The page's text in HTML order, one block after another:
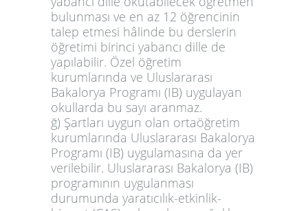
bulunması ve en az 12 öğrencinin
talep etmesi hâlinde bu derslerin
öğretimi birinci yabancı dille de
yapılabilir. Özel öğretim
kurumlarında ve Uluslararası
Bakalorya Programı (IB) uygulayan
okullarda bu sayı aranmaz.
ğ) Şartları uygun olan ortaöğretim
kurumlarında Uluslararası Bakalorya
Programı (IB) uygulamasına da yer
verilebilir. Uluslararası Bakalorya (IB)
programının uygulanması
durumunda yaratıcılık-etkinlik-